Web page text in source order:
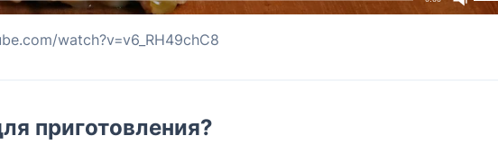
watch?v=v6_RH49chC8
приготовления?